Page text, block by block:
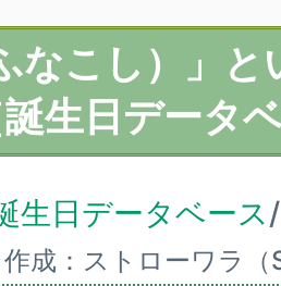
なこし）」
誕生日データ
生日データベース
成：ストローワラ